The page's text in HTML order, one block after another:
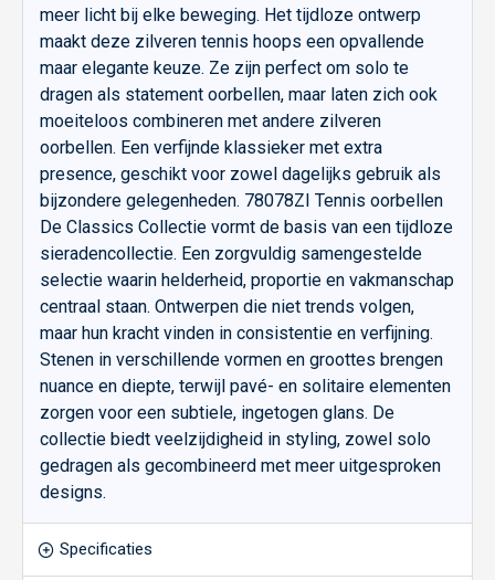
meer licht bij elke beweging. Het tijdloze ontwerp
maakt deze zilveren tennis hoops een opvallende
maar elegante keuze. Ze zijn perfect om solo te
dragen als statement oorbellen, maar laten zich ook
moeiteloos combineren met andere zilveren
oorbellen. Een verfijnde klassieker met extra
presence, geschikt voor zowel dagelijks gebruik als
bijzondere gelegenheden. 78078ZI Tennis oorbellen
De Classics Collectie vormt de basis van een tijdloze
sieradencollectie. Een zorgvuldig samengestelde
selectie waarin helderheid, proportie en vakmanschap
centraal staan. Ontwerpen die niet trends volgen,
maar hun kracht vinden in consistentie en verfijning.
Stenen in verschillende vormen en groottes brengen
nuance en diepte, terwijl pavé- en solitaire elementen
zorgen voor een subtiele, ingetogen glans. De
collectie biedt veelzijdigheid in styling, zowel solo
gedragen als gecombineerd met meer uitgesproken
designs.
Specificaties